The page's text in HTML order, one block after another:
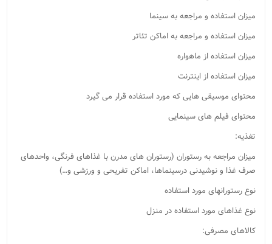
میزان استفاده و مراجعه به سینما
میزان استفاده و مراجعه به اماکن تئاتر
میزان استفاده از ماهواره
میزان استفاده از اینترنت
محتوای موسیقی هایی که مورد استفاده قرار می گیرد
محتوای فیلم های سینمایی
تغذیه:
میزان مراجعه به رستوران (رستوران های مدرن با غذاهای فرنگی، واحدهای
صرف غذا و نوشیدنی درسینماها، اماکن تفریحی و ورزشی و…)
نوع رستورانهای مورد استفاده
نوع غذاهای مورد استفاده در منزل
کالاهای مصرفی: